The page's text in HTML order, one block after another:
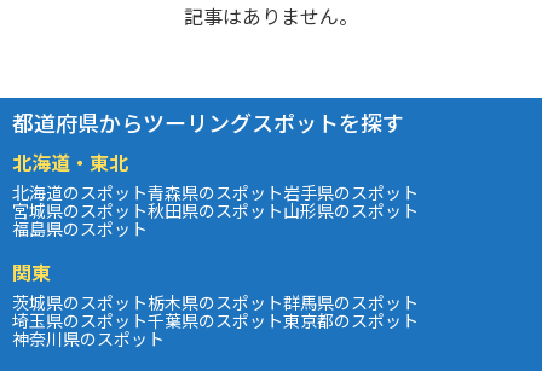
記事はありません。
都道府県からツーリングスポットを探す
北海道・東北
北海道のスポット青森県のスポット岩手県のスポット
宮城県のスポット秋田県のスポット山形県のスポット
福島県のスポット
関東
茨城県のスポット栃木県のスポット群馬県のスポット
埼玉県のスポット千葉県のスポット東京都のスポット
神奈川県のスポット